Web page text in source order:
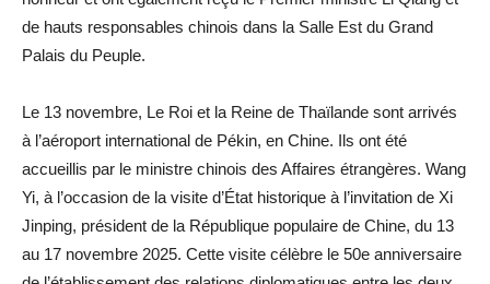
de hauts responsables chinois dans la Salle Est du Grand
Palais du Peuple.
Le 13 novembre, Le Roi et la Reine de Thaïlande sont arrivés
à l’aéroport international de Pékin, en Chine. Ils ont été
accueillis par le ministre chinois des Affaires étrangères. Wang
Yi, à l’occasion de la visite d’État historique à l’invitation de Xi
Jinping, président de la République populaire de Chine, du 13
au 17 novembre 2025. Cette visite célèbre le 50e anniversaire